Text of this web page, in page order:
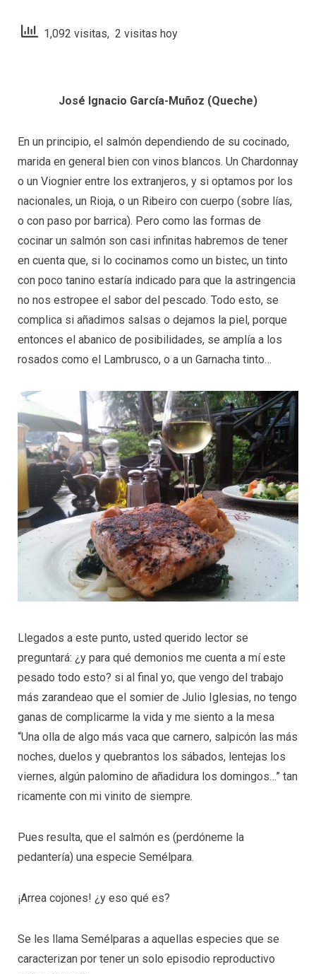
1,092 visitas, 2 visitas hoy
José Ignacio García-Muñoz (Queche)
En un principio, el salmón dependiendo de su cocinado,
marida en general bien con vinos blancos. Un Chardonnay
o un Viognier entre los extranjeros, y si optamos por los
nacionales, un Rioja, o un Ribeiro con cuerpo (sobre lías,
o con paso por barrica). Pero como las formas de
cocinar un salmón son casi infinitas habremos de tener
en cuenta que, si lo cocinamos como un bistec, un tinto
con poco tanino estaría indicado para que la astringencia
no nos estropee el sabor del pescado. Todo esto, se
complica si añadimos salsas o dejamos la piel, porque
entonces el abanico de posibilidades, se amplía a los
rosados como el Lambrusco, o a un Garnacha tinto…
Llegados a este punto, usted querido lector se
preguntará: ¿y para qué demonios me cuenta a mí este
pesado todo esto? si al final yo, que vengo del trabajo
más zarandeao que el somier de Julio Iglesias, no tengo
ganas de complicarme la vida y me siento a la mesa
“Una olla de algo más vaca que carnero, salpicón las más
noches, duelos y quebrantos los sábados, lentejas los
viernes, algún palomino de añadidura los domingos…” tan
ricamente con mi vinito de siempre.
Pues resulta, que el salmón es (perdóneme la
pedantería) una especie Semélpara.
¡Arrea cojones! ¿y eso qué es?
Se les llama Semélparas a aquellas especies que se
caracterizan por tener un solo episodio reproductivo